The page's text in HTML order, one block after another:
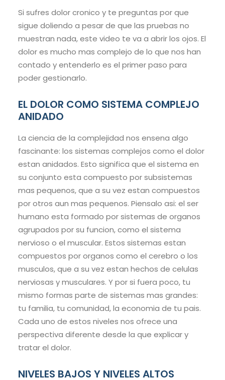
Si sufres dolor cronico y te preguntas por que
sigue doliendo a pesar de que las pruebas no
muestran nada, este video te va a abrir los ojos. El
dolor es mucho mas complejo de lo que nos han
contado y entenderlo es el primer paso para
poder gestionarlo.
EL DOLOR COMO SISTEMA COMPLEJO
ANIDADO
La ciencia de la complejidad nos ensena algo
fascinante: los sistemas complejos como el dolor
estan anidados. Esto significa que el sistema en
su conjunto esta compuesto por subsistemas
mas pequenos, que a su vez estan compuestos
por otros aun mas pequenos. Piensalo asi: el ser
humano esta formado por sistemas de organos
agrupados por su funcion, como el sistema
nervioso o el muscular. Estos sistemas estan
compuestos por organos como el cerebro o los
musculos, que a su vez estan hechos de celulas
nerviosas y musculares. Y por si fuera poco, tu
mismo formas parte de sistemas mas grandes:
tu familia, tu comunidad, la economia de tu pais.
Cada uno de estos niveles nos ofrece una
perspectiva diferente desde la que explicar y
tratar el dolor.
NIVELES BAJOS Y NIVELES ALTOS